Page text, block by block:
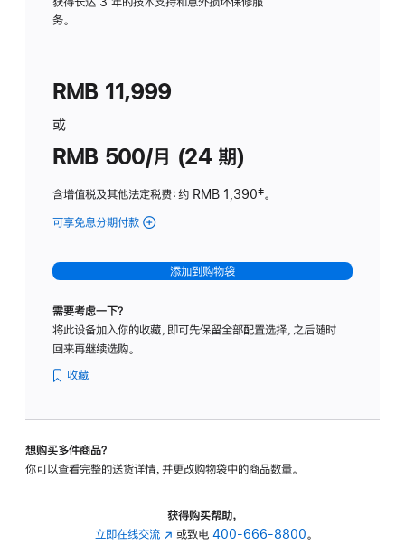
务。
RMB 11,999
或
RMB 500/月 (24 期)
含增值税及其他法定税费：约 RMB 1,390脚
‡。
可享免息分期付款 (Studio
-
标
璃
转
的
添加到购物袋
需要考虑一下？
将此设备加入你的收藏，即可先保留全部配置选择，之后随时
回来再继续选购。
收藏
想购买多件商品？
你可以查看完整的送货详情，并更改购物袋中的商品数量。
获得购买帮助，
立即在线交流 (在 或致电 400-666-8800。